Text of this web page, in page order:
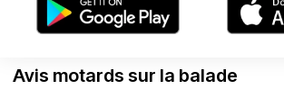
Avis motards sur la balade